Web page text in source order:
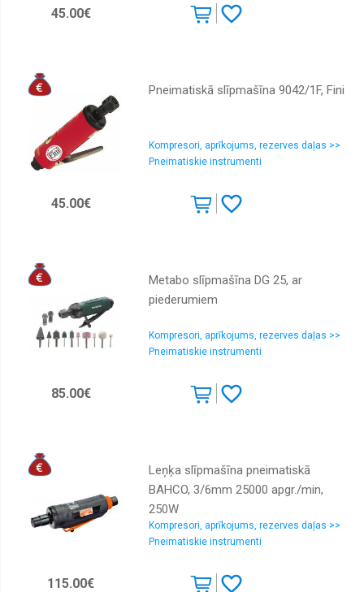
45.00€
Pneimatiskā slīpmašīna 9042/1F, Fini
Kompresori, aprīkojums, rezerves daļas >>
Pneimatiskie instrumenti
45.00€
Metabo slīpmašīna DG 25, ar
piederumiem
Kompresori, aprīkojums, rezerves daļas >>
Pneimatiskie instrumenti
85.00€
Leņķa slīpmašīna pneimatiskā
BAHCO, 3/6mm 25000 apgr./min,
250W
Kompresori, aprīkojums, rezerves daļas >>
Pneimatiskie instrumenti
115.00€